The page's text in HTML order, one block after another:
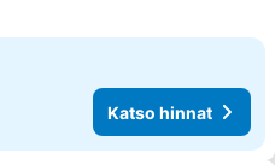
Katso hinnat